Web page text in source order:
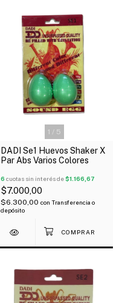
1 / 5
DADI Se1 Huevos Shaker X
Par Abs Varios Colores
6 cuotas sin interés de$1.166,67
$7.000,00
$6.300,00 con Transferencia o
depósito